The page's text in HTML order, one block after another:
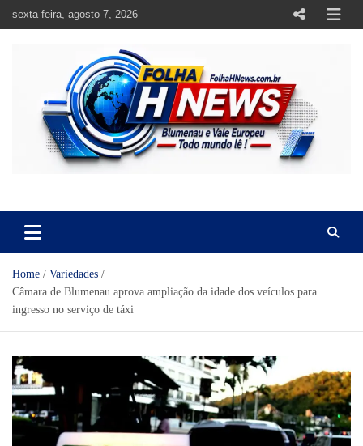
sexta-feira, agosto 7, 2026
Home
Variedades
Câmara de Blumenau aprova ampliação da idade dos veículos para
ingresso no serviço de táxi